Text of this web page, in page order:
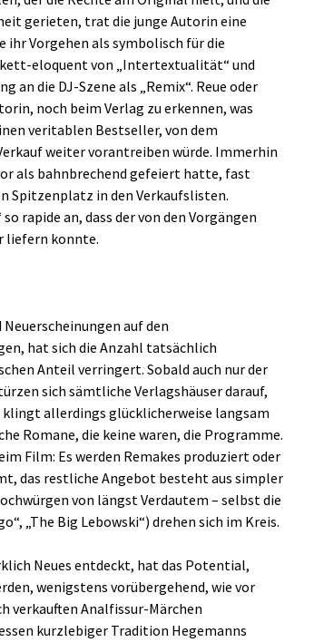
gerieten, trat die junge Autorin eine
ihr Vorgehen als symbolisch für die
eloquent von „Intertextualität“ und
an die DJ-Szene als „Remix“. Reue oder
noch beim Verlag zu erkennen, was
veritablen Bestseller, von dem
weiter vorantreiben würde. Immerhin
als bahnbrechend gefeiert hatte, fast
Spitzenplatz in den Verkaufslisten.
rapide an, dass der von den Vorgängen
liefern konnte.
auf den
hat sich die Anzahl tatsächlich
Anteil verringert. Sobald auch nur der
sich sämtliche Verlagshäuser darauf,
allerdings glücklicherweise langsam
Romane, die keine waren, die Programme.
Film: Es werden Remakes produziert oder
das restliche Angebot besteht aus simpler
von längst Verdautem – selbst die
„The Big Lebowski“) drehen sich im Kreis.
Neues entdeckt, hat das Potential,
wenigstens vorübergehend, wie vor
verkauften Analfissur-Märchen
kurzlebiger Tradition Hegemanns